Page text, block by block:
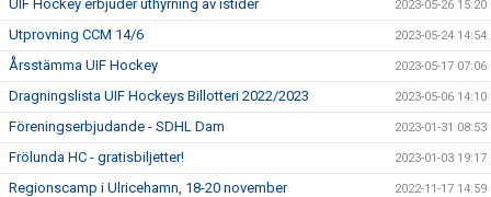
UIF Hockey erbjuder uthyrning av istider 2023-05-26 15:20
Utprovning CCM 14/6 2023-05-24 14:54
Årsstämma UIF Hockey 2023-05-17 07:06
Dragningslista UIF Hockeys Billotteri 2022/2023 2023-05-06 14:10
Föreningserbjudande - SDHL Dam 2023-01-31 08:53
Frölunda HC - gratisbiljetter! 2023-01-03 19:17
Regionscamp i Ulricehamn, 18-20 november 2022-11-17 14:59